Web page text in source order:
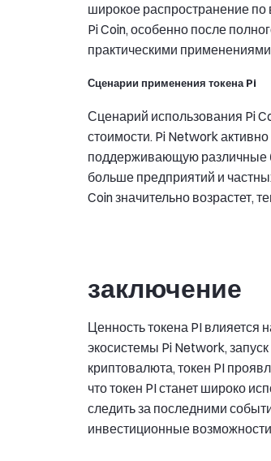
широкое распространение
Pi Coin, особенно после
практическими
Сценарии применения токена Pi
Сценарий использования Pi
стоимости. Pi Network
поддерживающую различные
больше предприятий и
Coin значительно возрастет,
заключение
Ценность токена PI влияется
экосистемы Pi Network,
криптовалюта, токен PI
что токен PI станет широко
следить за последними
инвестиционные